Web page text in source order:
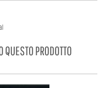
PRODOTTO